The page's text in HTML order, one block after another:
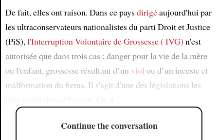
De fait, elles ont raison. Dans ce paysdirigéaujourd'hui par
les ultraconservateurs nationalistes du parti Droit et Justice
(PiS),l'Interruption Volontaire de Grossesse ( IVG) n'est
autorisée que dans trois cas : danger pour la vie de la mère
ou l'enfant, grossesse résultant d’un viol ou d’un inceste et
malformation du fœtus. Il s'agit d'une des législations les
Continue the conversation